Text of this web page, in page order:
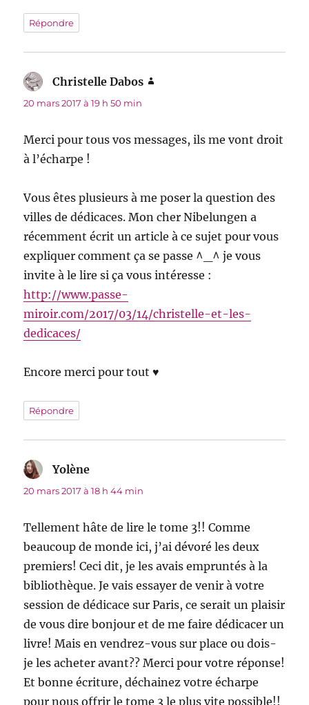
Répondre
Christelle Dabos
20 mars 2017 à 19 h 50 min
Merci pour tous vos messages, ils me vont droit
à l’écharpe !
Vous êtes plusieurs à me poser la question des
villes de dédicaces. Mon cher Nibelungen a
récemment écrit un article à ce sujet pour vous
expliquer comment ça se passe ^_^ je vous
invite à le lire si ça vous intéresse :
http://www.passe-
miroir.com/2017/03/14/christelle-et-les-
dedicaces/
Encore merci pour tout ♥
Répondre
Yolène
20 mars 2017 à 18 h 44 min
Tellement hâte de lire le tome 3!! Comme
beaucoup de monde ici, j’ai dévoré les deux
premiers! Ceci dit, je les avais empruntés à la
bibliothèque. Je vais essayer de venir à votre
session de dédicace sur Paris, ce serait un plaisir
de vous dire bonjour et de me faire dédicacer un
livre! Mais en vendrez-vous sur place ou dois-
je les acheter avant?? Merci pour votre réponse!
Et bonne écriture, déchainez votre écharpe
pour nous offrir le tome 3 le plus vite possible!!